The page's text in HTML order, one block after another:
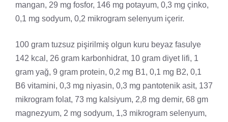
mangan, 29 mg fosfor, 146 mg potayum, 0,3 mg çinko,
0,1 mg sodyum, 0,2 mikrogram selenyum içerir.
100 gram tuzsuz pişirilmiş olgun kuru beyaz fasulye
142 kcal, 26 gram karbonhidrat, 10 gram diyet lifi, 1
gram yağ, 9 gram protein, 0,2 mg B1, 0,1 mg B2, 0,1
B6 vitamini, 0,3 mg niyasin, 0,3 mg pantotenik asit, 137
mikrogram folat, 73 mg kalsiyum, 2,8 mg demir, 68 gm
magnezyum, 2 mg sodyum, 1,3 mikrogram selenyum,